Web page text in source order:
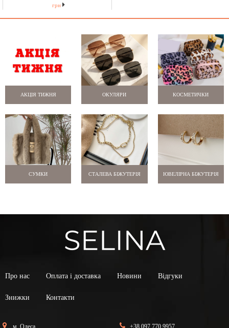
грн
АКЦІЯ ТИЖНЯ ОКУЛЯРИ КОСМЕТИЧКИ
СУМКИ СТАЛЕВА БІЖУТЕРІЯ ЮВЕЛІРНА БІЖУТЕРІЯ
Про нас Оплата і доставка Новини Відгуки
Знижки Контакти